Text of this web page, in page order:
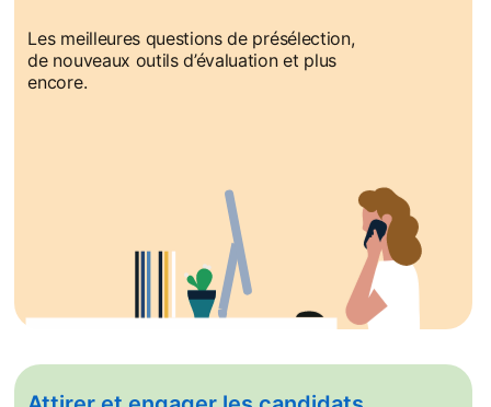
Les meilleures questions de présélection,
de nouveaux outils d’évaluation et plus
encore.